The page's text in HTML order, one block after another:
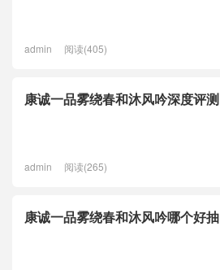
admin 阅读(405)
康诚一品雾绕春和沐风吟深度评测
admin 阅读(265)
康诚一品雾绕春和沐风吟哪个好抽